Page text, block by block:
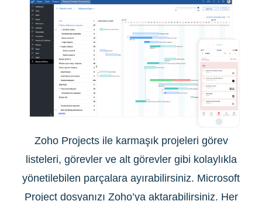
Zoho Projects ile karmaşık projeleri görev
listeleri, görevler ve alt görevler gibi kolaylıkla
yönetilebilen parçalara ayırabilirsiniz. Microsoft
Project dosyanızı Zoho’ya aktarabilirsiniz. Her